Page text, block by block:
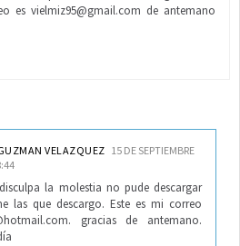
es vielmiz95@gmail.com de antemano
VELAZQUEZ 15 DE SEPTIEMBRE
la molestia no pude descargar
las que descargo. Este es mi correo
gracias de antemano.